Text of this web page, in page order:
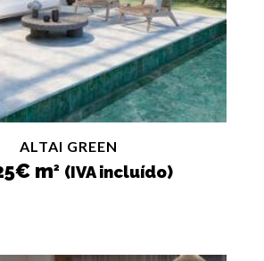
ALTAI GREEN
€ m2 (IVA incluído)